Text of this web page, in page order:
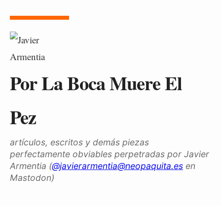
Por La Boca Muere El
Pez
artículos, escritos y demás piezas
perfectamente obviables perpetradas por Javier
Armentia (@javierarmentia@neopaquita.es en
Mastodon)